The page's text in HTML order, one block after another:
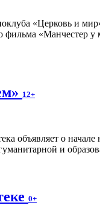
«Церковь и
фильма «Манчестер у
12+
объявляет о
и
0+